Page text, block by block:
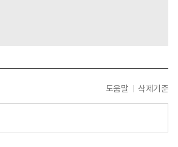
도움말 삭제기준